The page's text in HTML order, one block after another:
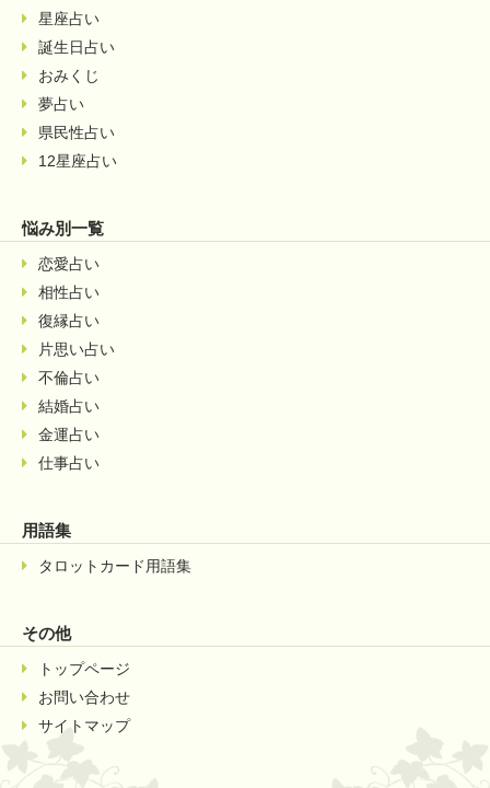
星座占い
誕生日占い
おみくじ
夢占い
県民性占い
12星座占い
悩み別一覧
恋愛占い
相性占い
復縁占い
片思い占い
不倫占い
結婚占い
金運占い
仕事占い
用語集
タロットカード用語集
その他
トップページ
お問い合わせ
サイトマップ